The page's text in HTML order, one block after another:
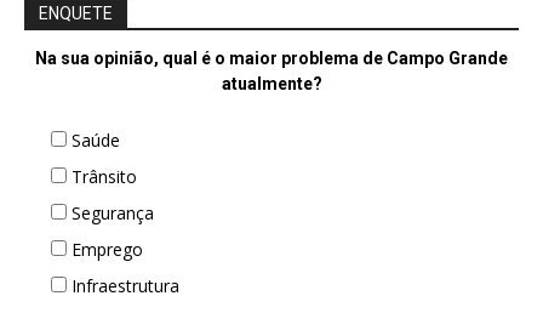
ENQUETE
Na sua opinião, qual é o maior problema de Campo Grande
atualmente?
Saúde
Trânsito
Segurança
Emprego
Infraestrutura